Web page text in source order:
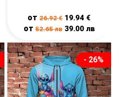
от26.92€ 19.94 €
от 52.65лв 39.00 лв
- 26%